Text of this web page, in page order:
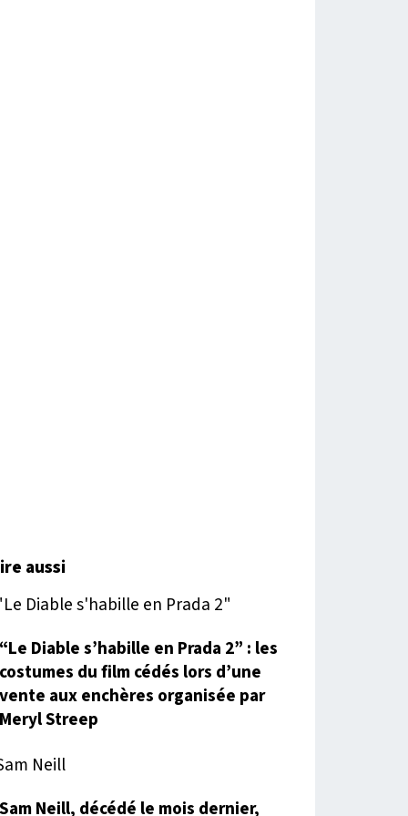
aussi
“Le Diable s’habille en Prada 2” : les
costumes du film cédés lors d’une
vente aux enchères organisée par
Meryl Streep
Sam Neill, décédé le mois dernier,